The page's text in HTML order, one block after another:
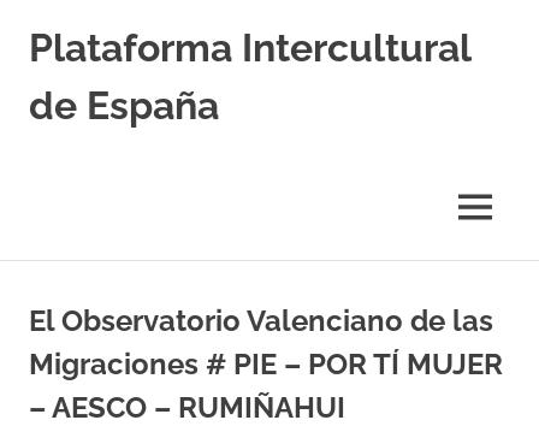
Plataforma Intercultural
de España
MENÚ
El Observatorio Valenciano de las
Migraciones # PIE – POR TÍ MUJER
– AESCO – RUMIÑAHUI